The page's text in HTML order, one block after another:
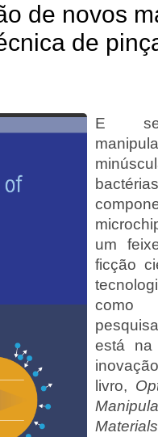
de novos
de
E se
um
ficção
está na
livro,
Materials